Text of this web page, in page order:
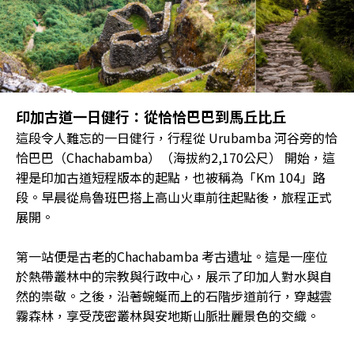
印加古道一日健行：從恰恰巴巴到馬丘比丘
這段令人難忘的一日健行，行程從 Urubamba 河谷旁的恰
恰巴巴（Chachabamba）（海拔約2,170公尺） 開始，這
裡是印加古道短程版本的起點，也被稱為「Km 104」路
段。早晨從烏魯班巴搭上高山火車前往起點後，旅程正式
展開。
第一站便是古老的Chachabamba 考古遺址。這是一座位
於熱帶叢林中的宗教與行政中心，展示了印加人對水與自
然的崇敬。之後，沿著蜿蜒而上的石階步道前行，穿越雲
霧森林，享受茂密叢林與安地斯山脈壯麗景色的交織。